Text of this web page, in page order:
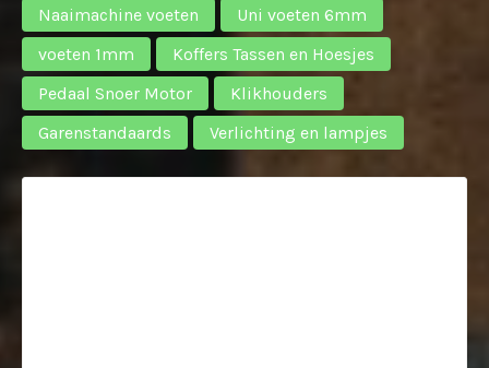
Naaimachine voeten
Uni voeten 6mm
voeten 1mm
Koffers Tassen en Hoesjes
Pedaal Snoer Motor
Klikhouders
Garenstandaards
Verlichting en lampjes